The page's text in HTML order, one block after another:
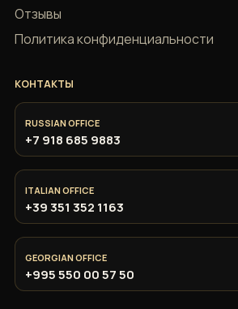
Отзывы
Политика конфиденциальности
КОНТАКТЫ
RUSSIAN OFFICE
+7 918 685 9883
ITALIAN OFFICE
+39 351 352 1163
GEORGIAN OFFICE
+995 550 00 57 50